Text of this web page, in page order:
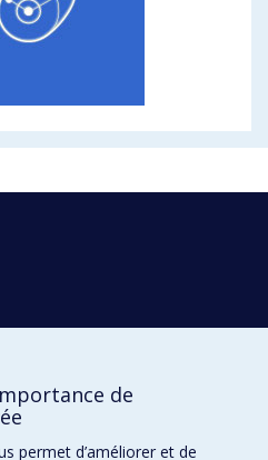
de
permet d’améliorer et de